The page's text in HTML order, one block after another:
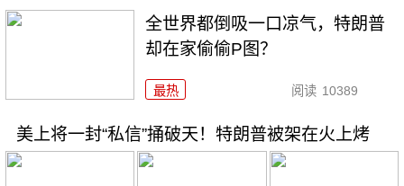
全世界都倒吸一口凉气，特朗普
却在家偷偷P图？
最热 阅读 10389
美上将一封“私信”捅破天！特朗普被架在火上烤